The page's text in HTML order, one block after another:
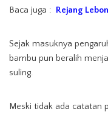
Baca juga : Rejang
Sejak masuknya
bambu pun beralih
suling.
Meski tidak ada catatan